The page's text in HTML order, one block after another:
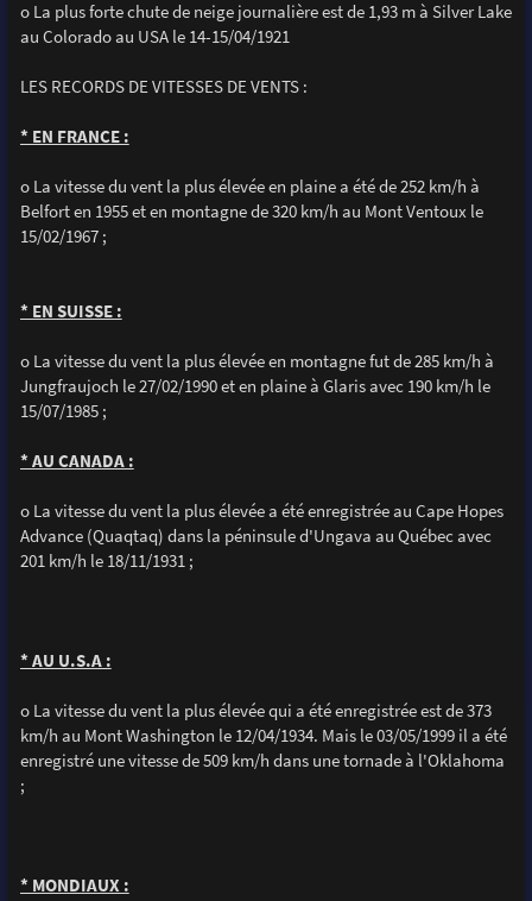
o La plus forte chute de neige journalière est de 1,93 m à Silver Lake
au Colorado au USA le 14-15/04/1921
LES RECORDS DE VITESSES DE VENTS :
* EN FRANCE :
o La vitesse du vent la plus élevée en plaine a été de 252 km/h à
Belfort en 1955 et en montagne de 320 km/h au Mont Ventoux le
15/02/1967 ;
* EN SUISSE :
o La vitesse du vent la plus élevée en montagne fut de 285 km/h à
Jungfraujoch le 27/02/1990 et en plaine à Glaris avec 190 km/h le
15/07/1985 ;
* AU CANADA :
o La vitesse du vent la plus élevée a été enregistrée au Cape Hopes
Advance (Quaqtaq) dans la péninsule d'Ungava au Québec avec
201 km/h le 18/11/1931 ;
* AU U.S.A :
o La vitesse du vent la plus élevée qui a été enregistrée est de 373
km/h au Mont Washington le 12/04/1934. Mais le 03/05/1999 il a été
enregistré une vitesse de 509 km/h dans une tornade à l'Oklahoma
;
* MONDIAUX :